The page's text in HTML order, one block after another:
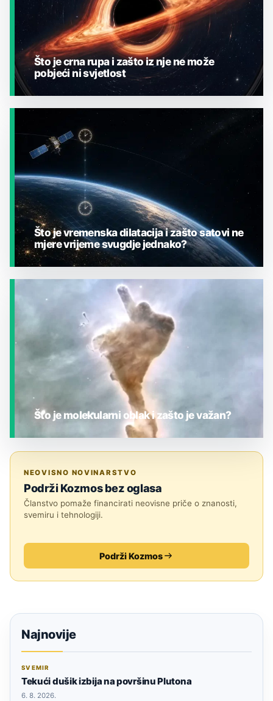
Što je crna rupa i zašto iz nje ne može
pobjeći ni svjetlost
Što je vremenska dilatacija i zašto satovi ne
mjere vrijeme svugdje jednako?
Što je molekularni oblak i zašto je važan?
NEOVISNO NOVINARSTVO
Podrži Kozmos bez oglasa
Članstvo pomaže financirati neovisne priče o znanosti,
svemiru i tehnologiji.
Podrži Kozmos
Najnovije
SVEMIR
Tekući dušik izbija na površinu Plutona
6. 8. 2026.